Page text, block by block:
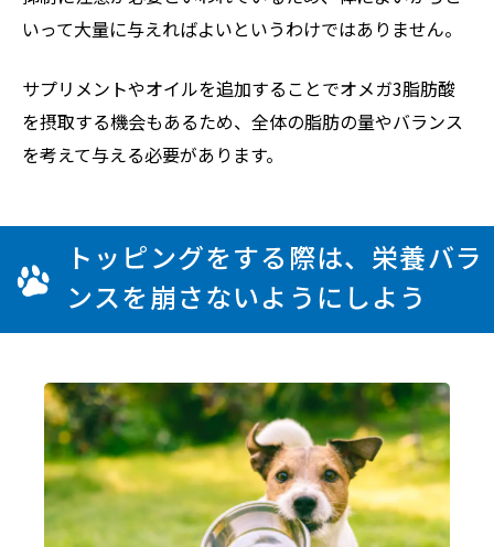
いって大量に与えればよいというわけではありません。
サプリメントやオイルを追加することでオメガ3脂肪酸
を摂取する機会もあるため、全体の脂肪の量やバランス
を考えて与える必要があります。
トッピングをする際は、栄養バラ
ンスを崩さないようにしよう